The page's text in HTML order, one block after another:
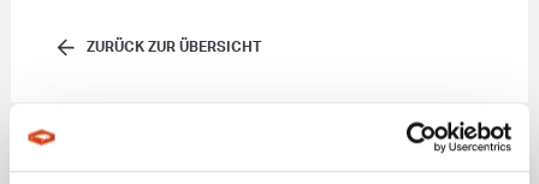
ZURÜCK ZUR ÜBERSICHT
Feeder- und Baitcasting-Angeln zum Einsatz kommt. Sie zeichnet sich
durch eine besonders empfindliche Spitze aus, die auf die kleinsten Bisse
reagiert und somit auch vorsichtige Fische anzeigt. Der Name